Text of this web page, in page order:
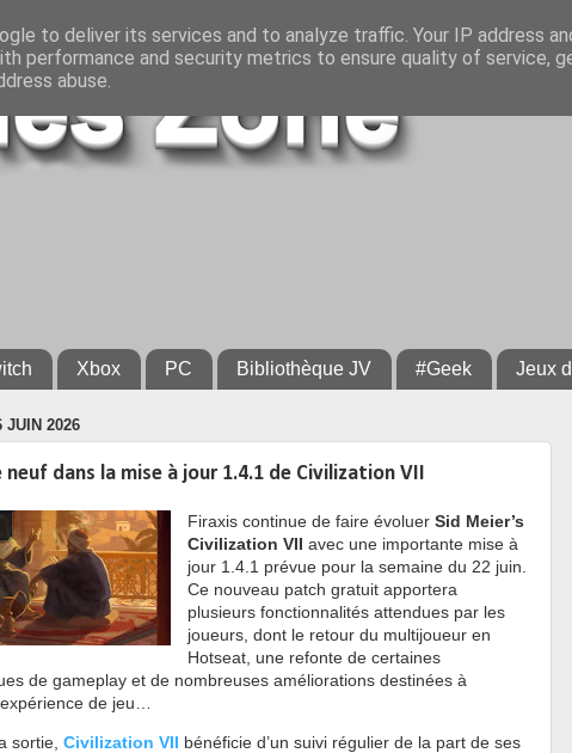
Xbox PC Bibliothèque JV #Geek Jeux
JUIN 2026
neuf dans la mise à jour 1.4.1 de Civilization VII
Firaxis continue de faire évoluer Sid Meier’s
Civilization VII avec une importante mise à
jour 1.4.1 prévue pour la semaine du 22 juin.
Ce nouveau patch gratuit apportera
plusieurs fonctionnalités attendues par les
joueurs, dont le retour du multijoueur en
Hotseat, une refonte de certaines
de gameplay et de nombreuses améliorations destinées à
de jeu…
sortie, Civilization VII bénéficie d’un suivi régulier de la part de ses
to deliver its services and to analyze traffic. Your IP address
performance and security metrics to ensure quality of service,
abuse.